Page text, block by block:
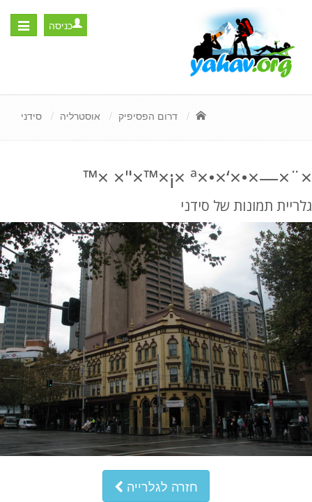
Toggle
כניסה
דרום הפסיפיק אוסטרליה סידני
×¨×—×•×‘×•×ª ×¡×™×"× ×™
גלריית תמונות של סידני
חזרה לגלרייה